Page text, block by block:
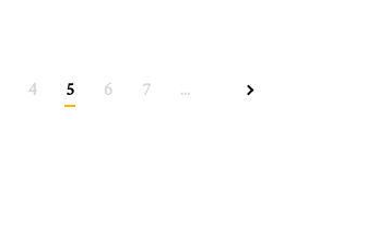
4 5 6 7 ...